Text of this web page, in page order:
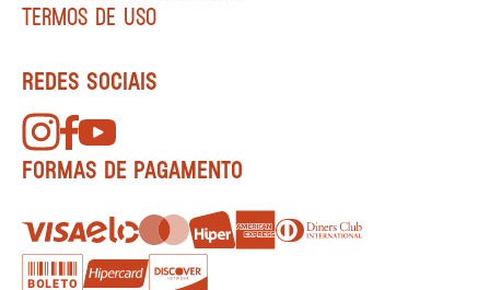
TERMOS DE USO
REDES SOCIAIS
FORMAS DE PAGAMENTO